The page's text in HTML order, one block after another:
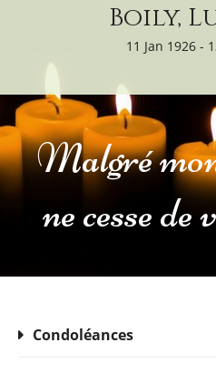
Boily,
11 Jan 1926 -
Malgré
ne cesse de
Condoléances